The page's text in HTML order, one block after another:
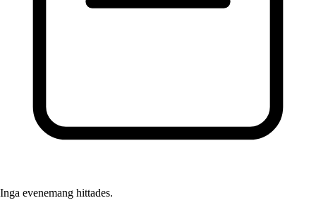
Inga evenemang hittades.